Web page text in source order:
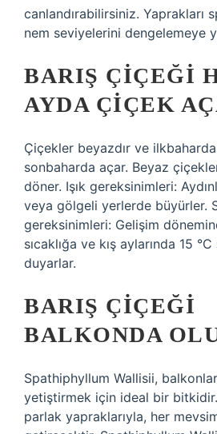
canlandırabilirsiniz. Yaprakları
nem seviyelerini dengelemeye
BARIŞ ÇIÇEĞI
AYDA ÇIÇEK
Çiçekler beyazdır ve
sonbaharda açar. Beyaz
döner. Işık gereksinimleri:
veya gölgeli yerlerde büyürler.
gereksinimleri: Gelişim
sıcaklığa ve kış aylarında 15
duyarlar.
BARIŞ ÇIÇEĞI
BALKONDA
Spathiphyllum Wallisii,
yetiştirmek için ideal bir
parlak yapraklarıyla, her